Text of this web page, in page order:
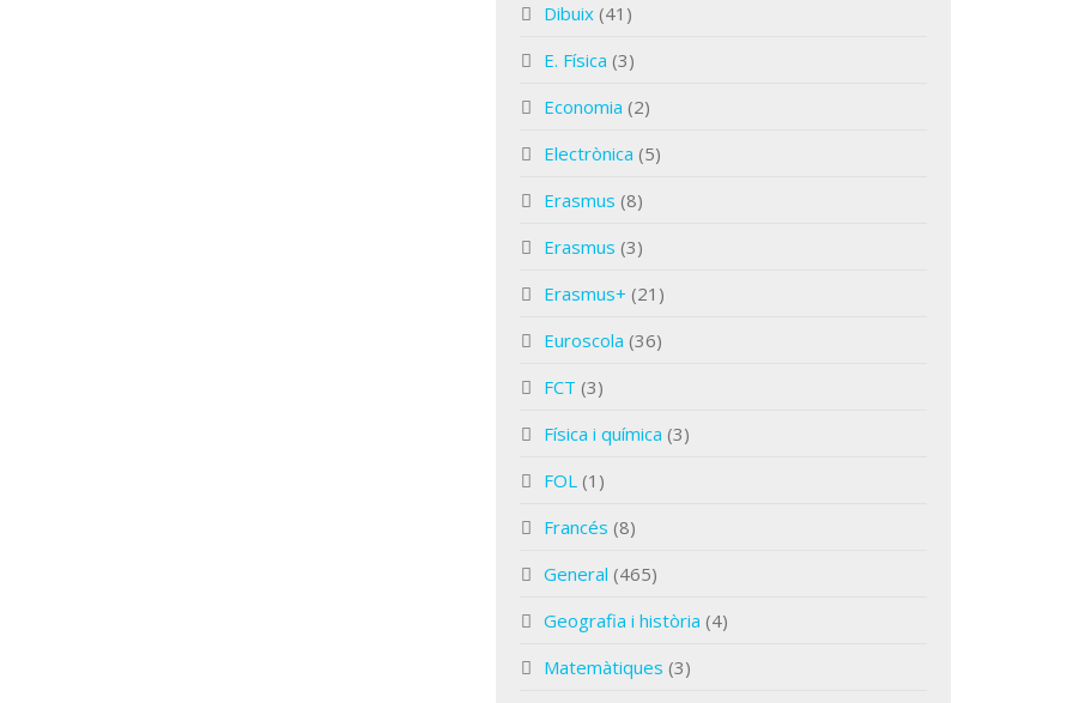
Dibuix (41)
E. Física (3)
Economia (2)
Electrònica (5)
Erasmus (8)
Erasmus (3)
Erasmus+ (21)
Euroscola (36)
FCT (3)
Física i química (3)
FOL (1)
Francés (8)
General (465)
Geografia i història (4)
Matemàtiques (3)